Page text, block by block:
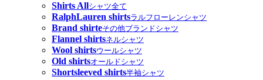
Shirts Allシャツ全て
RalphLauren shirtsラルフローレンシャツ
Brand shirteその他ブランドシャツ
Flannel shirtsネルシャツ
Wool shirtsウールシャツ
Old shirtsオールドシャツ
Shortsleeved shirts半袖シャツ